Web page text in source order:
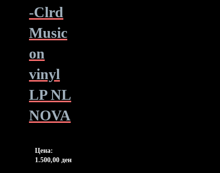
-Clrd
Music
on
vinyl
LP NL
NOVA
Цена:
1.500,00 ден